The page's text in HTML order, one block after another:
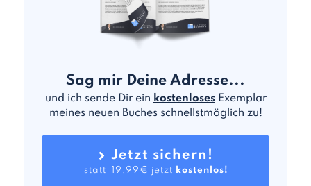
Sag mir Deine Adresse...
und ich sende Dir ein kostenlosesExemplar
meines neuen Buches schnellstmöglich zu!
Jetzt sichern!
statt 19,99€ jetzt kostenlos!